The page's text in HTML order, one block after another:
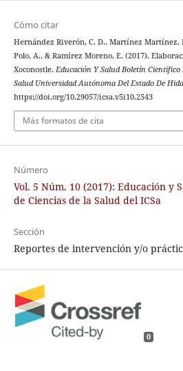
Cómo citar
Hernández Riverón, C. D., Martínez Martínez,
Polo, A., & Ramírez Moreno, E. (2017).
Xoconostle. Educación Y Salud Boletín
Salud Universidad Autónoma Del Estado De
https://doi.org/10.29057/icsa.v5i10.2543
Más formatos de cita
Número
Vol. 5 Núm. 10 (2017): Educación y
de Ciencias de la Salud del ICSa
Sección
Reportes de intervención y/o
0